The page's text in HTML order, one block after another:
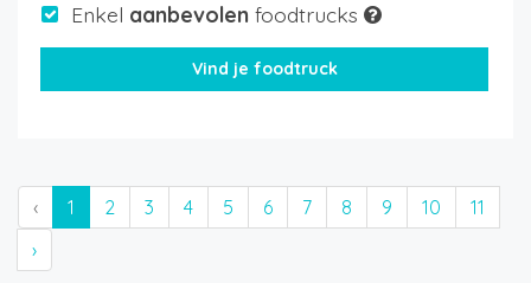
Enkel aanbevolen foodtrucks
‹ 1 2 3 4 5 6 7 8 9 10
11
›